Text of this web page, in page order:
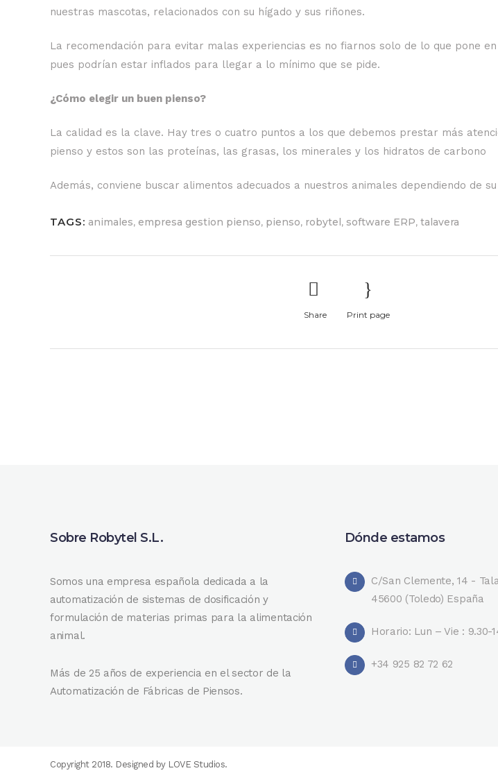
nuestras mascotas, relacionados con su hígado y sus riñones.
La recomendación para evitar malas experiencias es no fiarnos solo de lo que pone
pues podrían estar inflados para llegar a lo mínimo que se pide.
¿Cómo elegir un buen pienso?
La calidad es la clave. Hay tres o cuatro puntos a los que debemos prestar más
pienso y estos son las proteínas, las grasas, los minerales y los hidratos de carbono
Además, conviene buscar alimentos adecuados a nuestros animales dependiendo de
TAGS: animales, empresa gestion pienso, pienso, robytel, software ERP, talavera
Share Print page
Sobre Robytel S.L.
Somos una empresa española dedicada a la
automatización de sistemas de dosificación y
formulación de materias primas para la alimentación
animal.
Más de 25 años de experiencia en el sector de la
Automatización de Fábricas de Piensos.
Dónde estamos
C/San Clemente, 14 -
45600 (Toledo) España
Horario: Lun – Vie : 9.30-
+34 925 82 72 62
Copyright 2018. Designed by LOVE Studios.